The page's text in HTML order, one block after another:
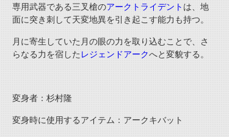
専用武器である三叉槍のアークトライデント は、地
面に突き刺して天変地異を引き起こす能力も持つ。
月に寄生していた月の眼の力を取り込むことで、さ
らなる力を宿した レジェンドアークへと変貌する。
変身者： 杉村隆
変身時に使用するアイテム： アークキバット